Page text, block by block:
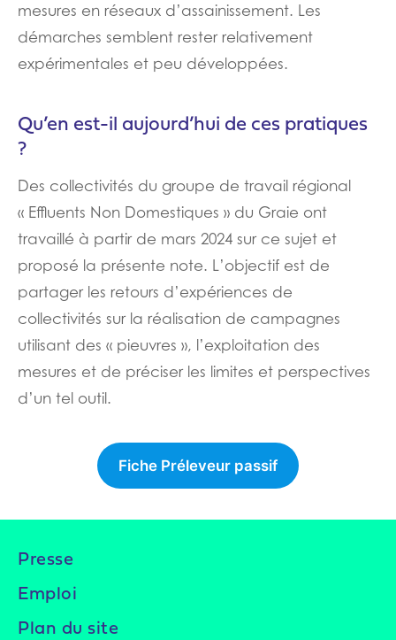
mesures en réseaux d’assainissement. Les
démarches semblent rester relativement
expérimentales et peu développées.
Qu’en est-il aujourd’hui de ces pratiques
?
Des collectivités du groupe de travail régional
« Effluents Non Domestiques » du Graie ont
travaillé à partir de mars 2024 sur ce sujet et
proposé la présente note. L’objectif est de
partager les retours d’expériences de
collectivités sur la réalisation de campagnes
utilisant des « pieuvres », l’exploitation des
mesures et de préciser les limites et perspectives
d’un tel outil.
Fiche Préleveur passif
Presse
Emploi
Plan du site